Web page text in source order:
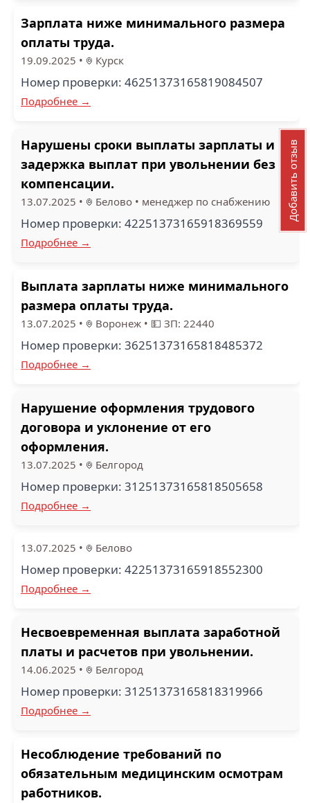
Зарплата ниже минимального размера
оплаты труда.
19.09.2025 • Курск
Номер проверки: 46251373165819084507
Подробнее →
Нарушены сроки выплаты зарплаты и
задержка выплат при увольнении без
компенсации.
13.07.2025 • Белово • менеджер по снабжению
Номер проверки: 42251373165918369559
Подробнее →
Выплата зарплаты ниже минимального
размера оплаты труда.
13.07.2025 • Воронеж • 💵 ЗП: 22440
Номер проверки: 36251373165818485372
Подробнее →
Нарушение оформления трудового
договора и уклонение от его
оформления.
13.07.2025 • Белгород
Номер проверки: 31251373165818505658
Подробнее →
13.07.2025 • Белово
Номер проверки: 42251373165918552300
Подробнее →
Несвоевременная выплата заработной
платы и расчетов при увольнении.
14.06.2025 • Белгород
Номер проверки: 31251373165818319966
Подробнее →
Несоблюдение требований по
обязательным медицинским осмотрам
работников.
Добавить отзыв